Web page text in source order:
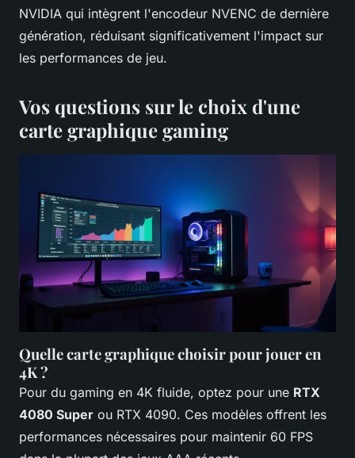
NVIDIA qui intègrent l'encodeur NVENC de dernière
génération, réduisant significativement l'impact sur
les performances de jeu.
Vos questions sur le choix d'une
carte graphique gaming
Quelle carte graphique choisir pour jouer en
4K ?
Pour du gaming en 4K fluide, optez pour une RTX
4080 Super ou RTX 4090. Ces modèles offrent les
performances nécessaires pour maintenir 60 FPS